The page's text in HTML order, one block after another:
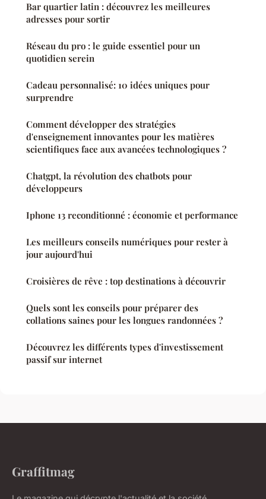
Bar quartier latin : découvrez les meilleures
adresses pour sortir
Réseau du pro : le guide essentiel pour un
quotidien serein
Cadeau personnalisé: 10 idées uniques pour
surprendre
Comment développer des stratégies
d'enseignement innovantes pour les matières
scientifiques face aux avancées technologiques ?
Chatgpt, la révolution des chatbots pour
développeurs
Iphone 13 reconditionné : économie et performance
Les meilleurs conseils numériques pour rester à
jour aujourd'hui
Croisières de rêve : top destinations à découvrir
Quels sont les conseils pour préparer des
collations saines pour les longues randonnées ?
Découvrez les différents types d'investissement
passif sur internet
Graffitmag